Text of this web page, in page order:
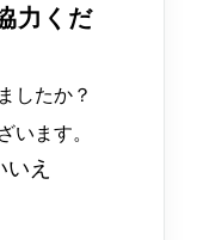
力くだ
したか？
います。
いえ